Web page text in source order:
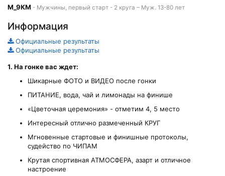
М_9КМ - Мужчины, первый старт - 2 круга – Муж. 13-80 лет
Информация
Официальные результаты
Официальные результаты
1. На гонке вас ждет:
Шикарные ФОТО и ВИДЕО после гонки
ПИТАНИЕ, вода, чай и лимонады на финише
«Цветочная церемония» - отметим 4, 5 место
Интересный отлично размеченный КРУГ
Мгновенные стартовые и финишные протоколы,
судейство по ЧИПАМ
Крутая спортивная АТМОСФЕРА, азарт и отличное
настроение